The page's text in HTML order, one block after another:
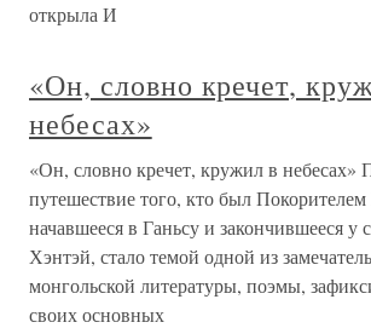
открыла И
«Он, словно кречет,
небесах»
«Он, словно кречет, кружил в небесах»
путешествие того, кто был
начавшееся в Ганьсу и закончившееся
Хэнтэй, стало темой одной из
монгольской литературы, поэмы,
своих основных